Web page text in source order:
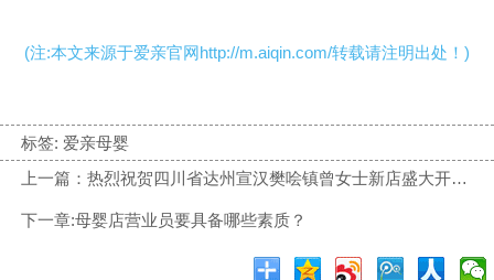
(注:本文来源于爱亲官网http://m.aiqin.com/转载请注明出处！)
标签: 爱亲母婴
上一篇：热烈祝贺四川省达州宣汉樊哙镇曾女士新店盛大开业！预祝生意兴隆！
下一章:母婴店营业员要具备哪些素质？